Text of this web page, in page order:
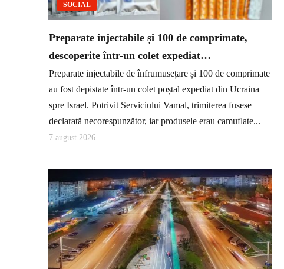
SOCIAL
Preparate injectabile și 100 de comprimate,
descoperite într-un colet expediat…
Preparate injectabile de înfrumusețare și 100 de comprimate
au fost depistate într-un colet poștal expediat din Ucraina
spre Israel. Potrivit Serviciului Vamal, trimiterea fusese
declarată necorespunzător, iar produsele erau camuflate...
7 august 2026